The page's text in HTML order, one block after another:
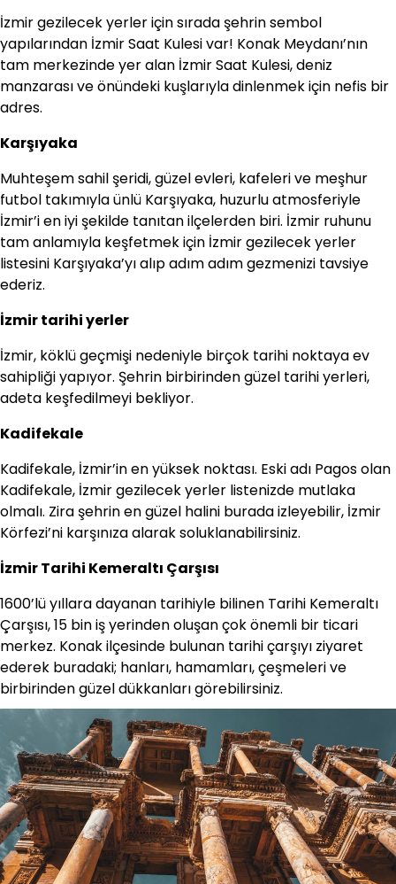
İzmir gezilecek yerler için sırada şehrin sembol
yapılarından İzmir Saat Kulesi var! Konak Meydanı’nın
tam merkezinde yer alan İzmir Saat Kulesi, deniz
manzarası ve önündeki kuşlarıyla dinlenmek için nefis bir
adres.
Karşıyaka
Muhteşem sahil şeridi, güzel evleri, kafeleri ve meşhur
futbol takımıyla ünlü Karşıyaka, huzurlu atmosferiyle
İzmir’i en iyi şekilde tanıtan ilçelerden biri. İzmir ruhunu
tam anlamıyla keşfetmek için İzmir gezilecek yerler
listesini Karşıyaka’yı alıp adım adım gezmenizi tavsiye
ederiz.
İzmir tarihi yerler
İzmir, köklü geçmişi nedeniyle birçok tarihi noktaya ev
sahipliği yapıyor. Şehrin birbirinden güzel tarihi yerleri,
adeta keşfedilmeyi bekliyor.
Kadifekale
Kadifekale, İzmir’in en yüksek noktası. Eski adı Pagos olan
Kadifekale, İzmir gezilecek yerler listenizde mutlaka
olmalı. Zira şehrin en güzel halini burada izleyebilir, İzmir
Körfezi’ni karşınıza alarak soluklanabilirsiniz.
İzmir Tarihi Kemeraltı Çarşısı
1600’lü yıllara dayanan tarihiyle bilinen Tarihi Kemeraltı
Çarşısı, 15 bin iş yerinden oluşan çok önemli bir ticari
merkez. Konak ilçesinde bulunan tarihi çarşıyı ziyaret
ederek buradaki; hanları, hamamları, çeşmeleri ve
birbirinden güzel dükkanları görebilirsiniz.